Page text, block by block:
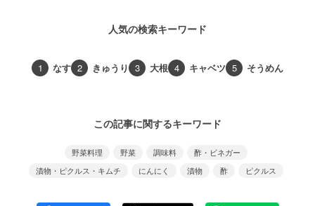
人気の検索キーワード
1 なす 2 きゅうり 3 大根 4 キャベツ 5 そうめん
この記事に関するキーワード
野菜料理 野菜 調味料
酢・ビネガー
漬物・ピクルス・キムチ
にんにく 漬物 酢 ピクルス